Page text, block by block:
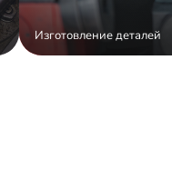
Изготовление деталей